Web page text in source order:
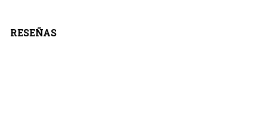
RESEÑAS